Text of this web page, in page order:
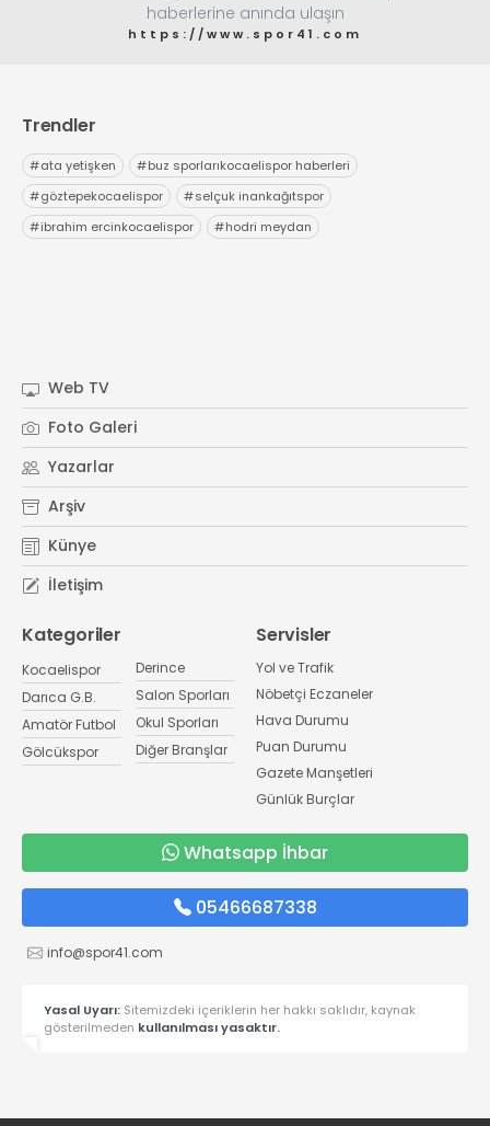
haberlerine anında ulaşın
https://www.spor41.com
Trendler
#ata yetişken #buz sporlarıkocaelispor haberleri
#göztepekocaelispor #selçuk inankağıtspor
#ibrahim ercinkocaelispor #hodri meydan
Web TV
Foto Galeri
Yazarlar
Arşiv
Künye
İletişim
Kategoriler
Kocaelispor
Darıca G.B.
Amatör Futbol
Gölcükspor
Derince
Salon Sporları
Okul Sporları
Diğer Branşlar
Servisler
Yol ve Trafik
Nöbetçi Eczaneler
Hava Durumu
Puan Durumu
Gazete Manşetleri
Günlük Burçlar
Whatsapp İhbar
05466687338
info@spor41.com
Yasal Uyarı: Sitemizdeki içeriklerin her hakkı saklıdır, kaynak
gösterilmeden kullanılması yasaktır.